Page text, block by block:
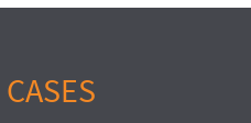
CASES